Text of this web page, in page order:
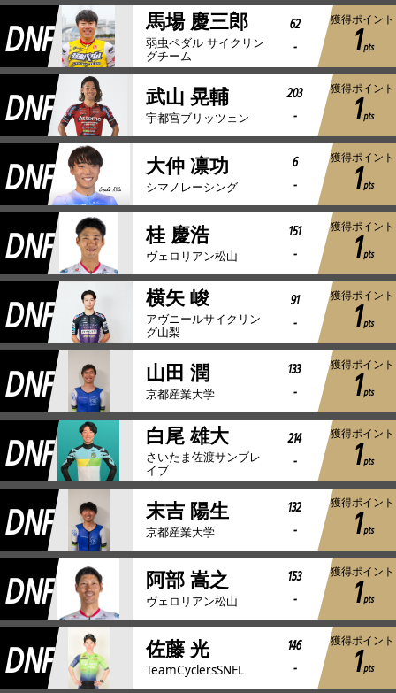
DNF
馬場 慶三郎
弱虫ペダル サイクリン
グチーム
62
-
獲得ポイント
1pts
DNF 武山 晃輔
宇都宮ブリッツェン
203
-
獲得ポイント
1pts
DNF 大仲 凛功
シマノレーシング
6
-
獲得ポイント
1pts
DNF 桂 慶浩
ヴェロリアン松山
151
-
獲得ポイント
1pts
DNF 横矢 峻
アヴニールサイクリン
グ山梨
91
-
獲得ポイント
1pts
DNF 山田 潤
京都産業大学
133
-
獲得ポイント
1pts
DNF 白尾 雄大
さいたま佐渡サンブレ
イブ
214
-
獲得ポイント
1pts
DNF 末吉 陽生
京都産業大学
132
-
獲得ポイント
1pts
DNF 阿部 嵩之
ヴェロリアン松山
153
-
獲得ポイント
1pts
DNF 佐藤 光
TeamCyclersSNEL
146
-
獲得ポイント
1pts